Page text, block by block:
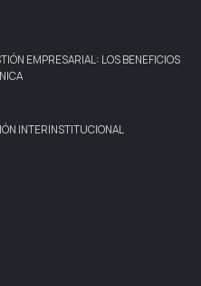
EMPRESARIAL: LOS BENEFICIOS
INTERINSTITUCIONAL